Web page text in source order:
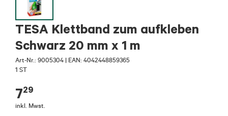
TESA Klettband zum aufkleben
Schwarz 20 mm x 1 m
Art-Nr.: 9005304 | EAN: 4042448859365
1 ST
729
inkl. Mwst.